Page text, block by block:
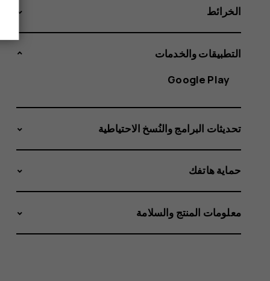
الخرائط
التطبيقات والخدمات
Google Play
تحديثات البرامج والنُسخ الاحتياطية
حماية هاتفك
معلومات المنتج والسلامة